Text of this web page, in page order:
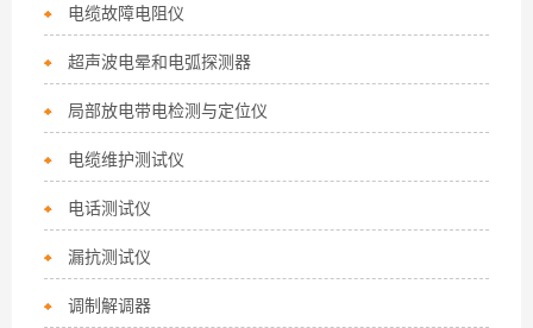
电缆故障电阻仪
超声波电晕和电弧探测器
局部放电带电检测与定位仪
电缆维护测试仪
电话测试仪
漏抗测试仪
调制解调器